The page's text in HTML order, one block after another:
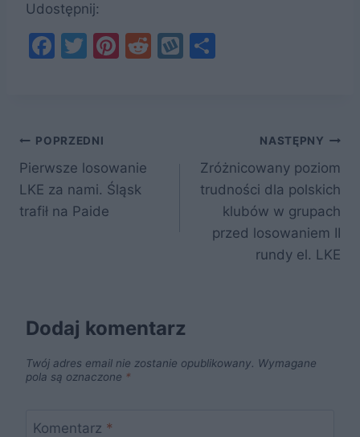
Udostępnij:
F
b
o
o
k
T
Pi
R
W
Nawigacja
wpisu
POPRZEDNI
Pierwsze losowanie
LKE za nami. Śląsk
trafił na Paide
NASTĘPNY
Zróżnicowany poziom
trudności dla polskich
klubów w grupach
przed losowaniem II
rundy el. LKE
Dodaj komentarz
Twój adres email nie zostanie opublikowany. Wymagane
pola są oznaczone *
Komentarz *